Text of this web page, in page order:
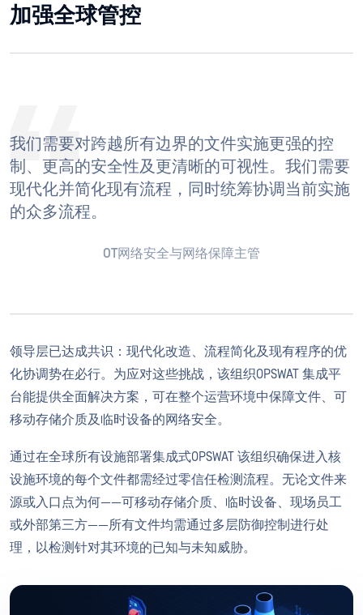
加强全球管控
我们需要对跨越所有边界的文件实施更强的控
制、更高的安全性及更清晰的可视性。我们需要
现代化并简化现有流程，同时统筹协调当前实施
的众多流程。
OT网络安全与网络保障主管
领导层已达成共识：现代化改造、流程简化及现有程序的优
化协调势在必行。为应对这些挑战，该组织OPSWAT 集成平
台能提供全面解决方案，可在整个运营环境中保障文件、可
移动存储介质及临时设备的网络安全。
通过在全球所有设施部署集成式OPSWAT 该组织确保进入核
设施环境的每个文件都需经过零信任检测流程。无论文件来
源或入口点为何——可移动存储介质、临时设备、现场员工
或外部第三方——所有文件均需通过多层防御控制进行处
理，以检测针对其环境的已知与未知威胁。